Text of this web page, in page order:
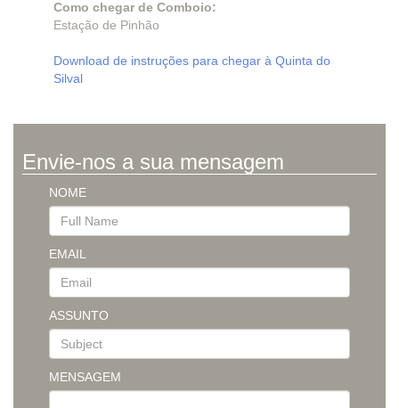
Como chegar de Comboio:
Estação de Pinhão
Download de instruções para chegar à Quinta do
Silval
Envie-nos a sua mensagem
NOME
EMAIL
ASSUNTO
MENSAGEM